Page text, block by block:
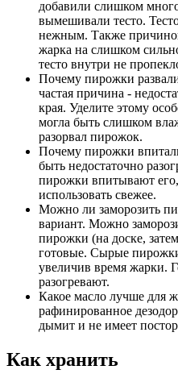
добавили слишком
вымешивали тесто.
нежным. Также
жарка на слишком
тесто внутри не
Почему пирожки
частая причина -
края. Уделите этому
могла быть слишком
разорвал пирожок.
Почему пирожки
быть недостаточно
пирожки впитывают
использовать свежее.
Можно ли заморозить
вариант. Можно
пирожки (на доске,
готовые. Сырые
увеличив время жарки.
разогревают.
Какое масло лучше для
рафинированное
дымит и не имеет
Как хранить